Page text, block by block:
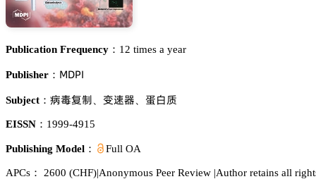
Publication Frequency： 12 times a year
Publisher： 胦枀鵝喊
Subject： 緺澣盘嗭、 珋嚔裱、 訥骏魉
EISSN： 1999-4915
Publishing Model： Full OA
APCs： 2600 (CHF)|Anonymous Peer Review |Author retains all